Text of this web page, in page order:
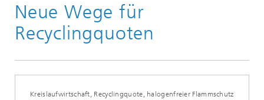
Publikationen
Presseinformationen
Neue Wege für
Recyclingquoten
Kreislaufwirtschaft, Recyclingquote, halogenfreier Flammschutz